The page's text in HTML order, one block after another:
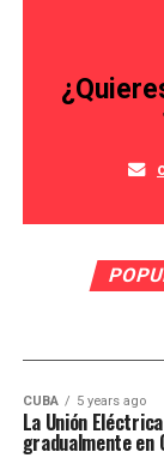
CUBA 5 years ago
La Unión
gradualmente en